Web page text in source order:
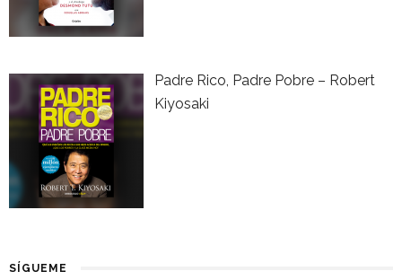
Padre Rico, Padre Pobre – Robert
Kiyosaki
SÍGUEME